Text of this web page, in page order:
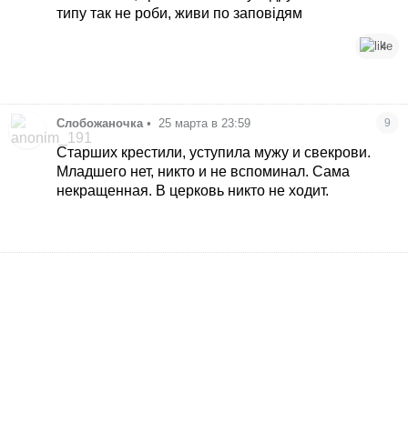
типу так не роби, живи по заповідям
4
Слобожаночка • 25 марта в 23:59 9
Старших крестили, уступила мужу и свекрови.
Младшего нет, никто и не вспоминал. Сама
некращенная. В церковь никто не ходит.